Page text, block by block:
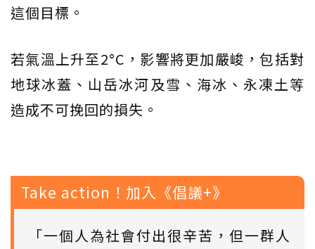
這個目標。
若氣溫上升至2°C，影響將更加嚴峻，包括對
地球冰蓋、山岳冰河及雪、海冰、永凍土等
造成不可挽回的損失。
Take action！加入《倡議+》
「一個人為社會付出很辛苦，但一群人